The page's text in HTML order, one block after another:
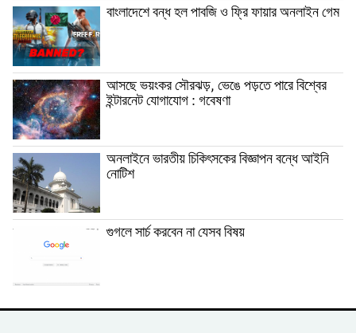
বাংলাদেশে বন্ধ হল পাবজি ও ফ্রি ফায়ার অনলাইন গেম
আসছে ভয়ংকর সৌরঝড়, ভেঙে পড়তে পারে বিশ্বের
ইন্টারনেট যোগাযোগ : গবেষণা
অনলাইনে ভারতীয় চিকিৎসকের বিজ্ঞাপন বন্ধে আইনি
নোটিশ
গুগলে সার্চ করবেন না যেসব বিষয়